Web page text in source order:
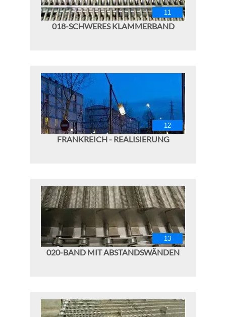
018-SCHWERES KLAMMERBAND
FRANKREICH - REALISIERUNG
020-BAND MIT ABSTANDSWÄNDEN